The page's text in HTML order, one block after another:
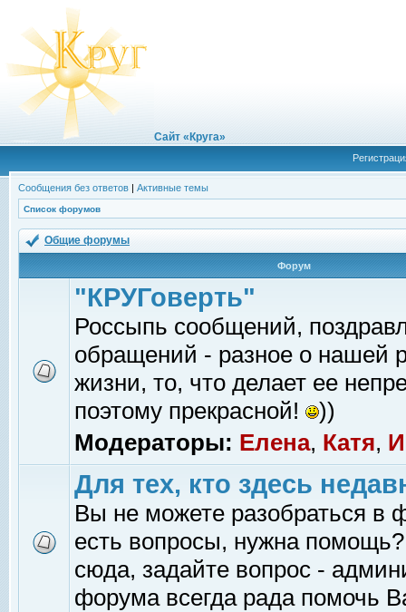
Сайт «Круга»
Сообщения без ответов | Активные темы
Список форумов
Общие форумы
Форум
"КРУГоверть"
Россыпь сообщений,
обращений - разное о нашей
жизни, то, что делает ее
поэтому прекрасной!
))
Модераторы: Елена, Катя,
Для тех, кто здесь
Вы не можете разобраться в
есть вопросы, нужна помощь?
сюда, задайте вопрос -
форума всегда рада помочь